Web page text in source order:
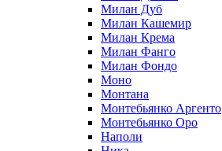
Милан Дуб
Милан Кашемир
Милан Крема
Милан Фанго
Милан Фондо
Моно
Монтана
Монтебьянко Аргенто
Монтебьянко Оро
Наполи